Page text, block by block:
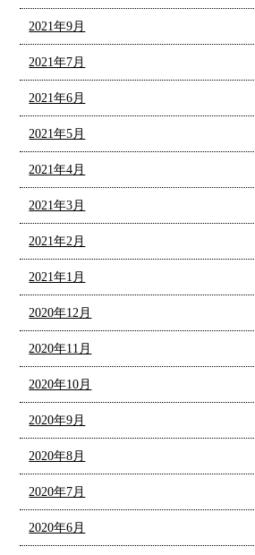
2021年9月
2021年7月
2021年6月
2021年5月
2021年4月
2021年3月
2021年2月
2021年1月
2020年12月
2020年11月
2020年10月
2020年9月
2020年8月
2020年7月
2020年6月